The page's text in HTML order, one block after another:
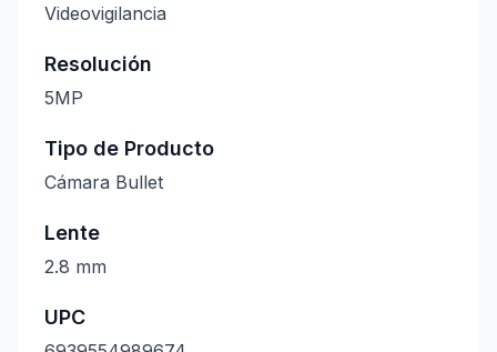
Videovigilancia
Resolución
5MP
Tipo de Producto
Cámara Bullet
Lente
2.8 mm
UPC